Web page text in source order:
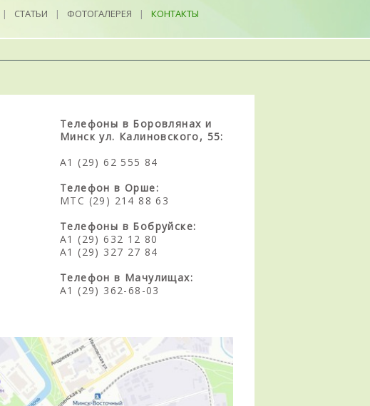
| СТАТЬИ | ФОТОГАЛЕРЕЯ | КОНТАКТЫ
Телефоны в Боровлянах и
Минск ул. Калиновского, 55:
А1 (29) 62 555 84
Телефон в Орше:
МТС (29) 214 88 63
Телефоны в Бобруйске:
А1 (29) 632 12 80
А1 (29) 327 27 84
Телефон в Мачулищах:
А1 (29) 362-68-03